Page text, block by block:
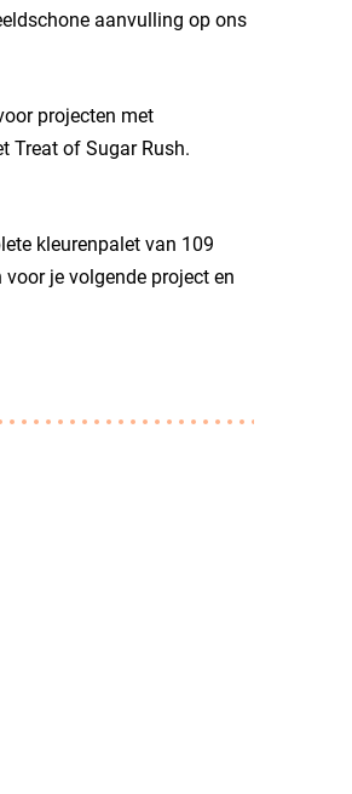
aanvulling op ons
projecten met
Treat of Sugar Rush.
kleurenpalet van 109
je volgende project en